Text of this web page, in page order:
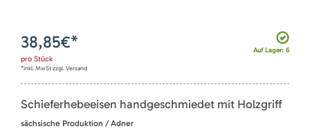
Auf Lager: 6
38,85€*
pro Stück
*inkl. MwSt zzgl. Versand
Schieferhebeeisen handgeschmiedet mit Holzgriff
sächsische Produktion / Adner